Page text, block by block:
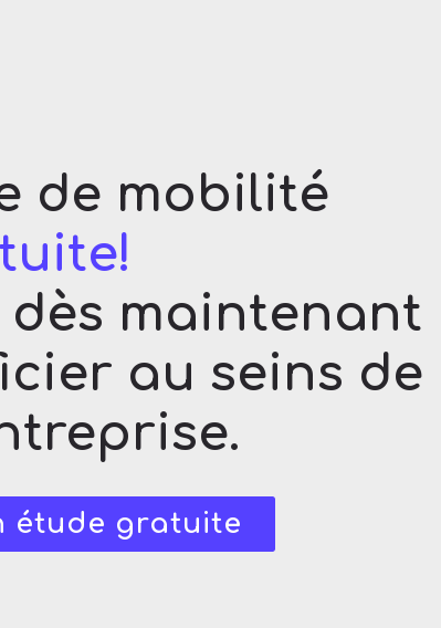
de mobilité
dès maintenant
au seins de
étude gratuite